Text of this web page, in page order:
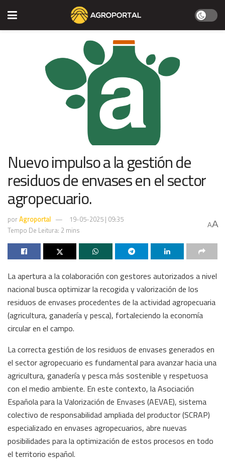
Nuevo impulso a la gestión de
residuos de envases en el sector
agropecuario.
porAgroportal
19-05-2025 | 09:35
Tempo De Leitura: 2 mins
AA
La apertura a la colaboración con gestores autorizados a nivel
nacional busca optimizar la recogida y valorización de los
residuos de envases procedentes de la actividad agropecuaria
(agricultura, ganadería y pesca), fortaleciendo la economía
circular en el campo.
La correcta gestión de los residuos de envases generados en
el sector agropecuario es fundamental para avanzar hacia una
agricultura, ganadería y pesca más sostenible y respetuosa
con el medio ambiente. En este contexto, la Asociación
Española para la Valorización de Envases (AEVAE), sistema
colectivo de responsabilidad ampliada del productor (SCRAP)
especializado en envases agropecuarios, abre nuevas
posibilidades para la optimización de estos procesos en todo
el territorio español.